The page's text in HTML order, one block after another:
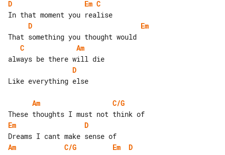
D Em C
D
Em
C
Am
D
Like everything else
Am
C/G
Em
D
Am
C/G Em
D